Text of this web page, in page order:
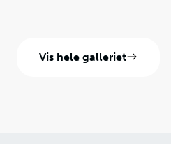
Vis hele galleriet